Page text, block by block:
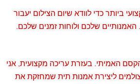
ביותר כדי לוודא שיום הצילום יעבור
שלכם ולוחות זמנים שלכם.
האמיתי. בעזרת עריכה מקצועית, אני
ליצירת אמנות תית שמחזקת את